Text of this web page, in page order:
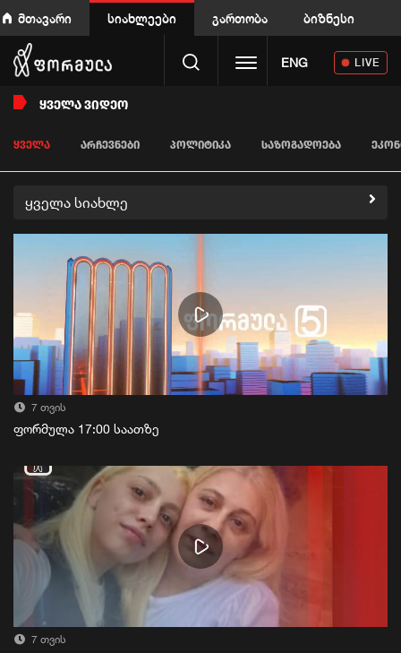
მთავარი სიახლეები გართობა ბიზნესი
Toggle navigation
ENG LIVE
ᲧᲕᲔᲚᲐ ᲕᲘᲓᲔᲝ
ᲧᲕᲔᲚᲐ ᲐᲠᲩᲔᲕᲜᲔᲑᲘ ᲞᲝᲚᲘᲢᲘᲙᲐ ᲡᲐᲖᲝᲒᲐᲓᲝᲔᲑᲐ
ყველა სიახლე
7 თვის
ფორმულა 17:00 საათზე
7 თვის